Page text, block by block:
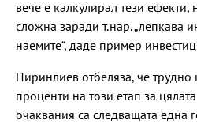
вече е калкулирал тези ефекти,
сложна заради т.нар. „лепкава
наемите“, даде пример
Пиринлиев отбеляза, че трудно
проценти на този етап за
очаквания са следващата една